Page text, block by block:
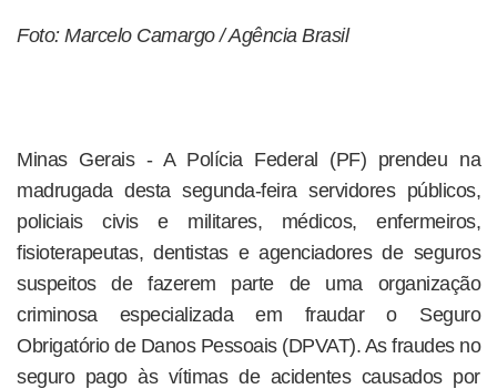
Foto: Marcelo Camargo / Agência Brasil
Minas Gerais - A Polícia Federal (PF) prendeu na
madrugada desta segunda-feira servidores públicos,
policiais civis e militares, médicos, enfermeiros,
fisioterapeutas, dentistas e agenciadores de seguros
suspeitos de fazerem parte de uma organização
criminosa especializada em fraudar o Seguro
Obrigatório de Danos Pessoais (DPVAT). As fraudes no
seguro pago às vítimas de acidentes causados por